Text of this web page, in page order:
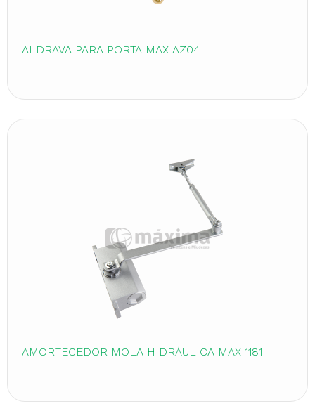
ALDRAVA PARA PORTA MAX AZ04
AMORTECEDOR MOLA HIDRÁULICA MAX 1181